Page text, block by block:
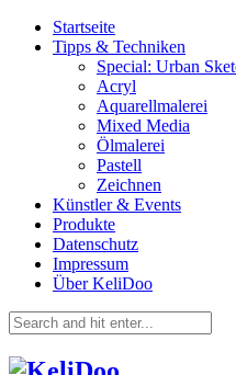
Startseite
Tipps & Techniken
Special: Urban
Acryl
Aquarellmalerei
Mixed Media
Ölmalerei
Pastell
Zeichnen
Künstler & Events
Produkte
Datenschutz
Impressum
Über KeliDoo